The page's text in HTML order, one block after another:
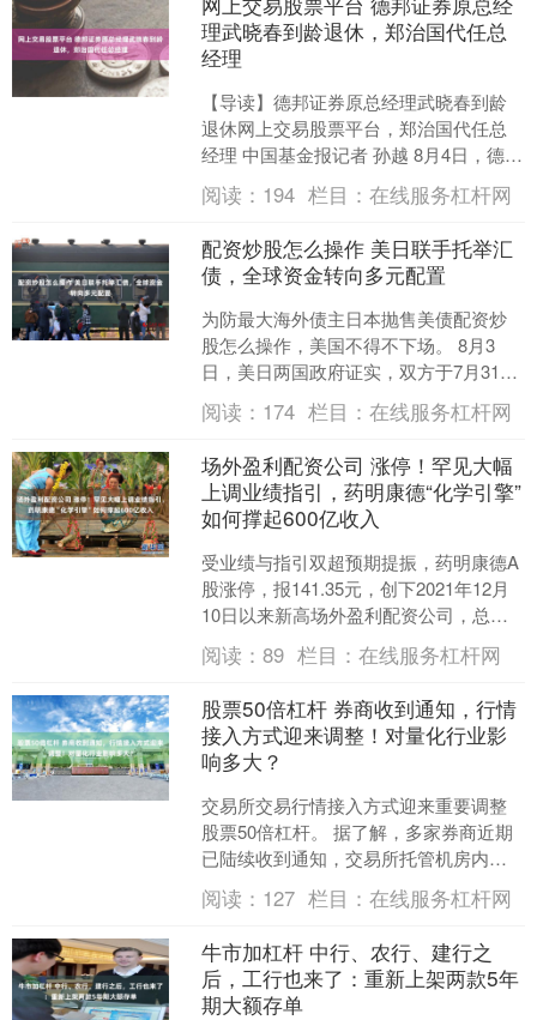
理武晓春到龄退休，郑治国代任总
经理
【导读】德邦证券原总经理武晓春到龄
退休网上交易股票平台，郑治国代任总
经理 中国基金报记者 孙越 8月4日，德邦
证券公告，原总经理兼财务总监武晓春
因到龄退休离任。....
阅读： 194 栏目：在线服务杠杆网
配资炒股怎么操作 美日联手托举汇
债，全球资金转向多元配置
为防最大海外债主日本抛售美债配资炒
股怎么操作，美国不得不下场。 8月3
日，美日两国政府证实，双方于7月31日
联手实施了买入日元的汇市干预，且不
排除根据市场情况追....
阅读： 174 栏目：在线服务杠杆网
场外盈利配资公司 涨停！罕见大幅
上调业绩指引，药明康德“化学引擎”
如何撑起600亿收入
受业绩与指引双超预期提振，药明康德A
股涨停，报141.35元，创下2021年12月
10日以来新高场外盈利配资公司，总市
值重回4000亿元上方。 8月3日晚间，
药....
阅读：89 栏目：在线服务杠杆网
股票50倍杠杆 券商收到通知，行情
接入方式迎来调整！对量化行业影
响多大？
交易所交易行情接入方式迎来重要调整
股票50倍杠杆。 据了解，多家券商近期
已陆续收到通知，交易所托管机房内交
易行情接入方式将统一由局域网切换为
广域网，原有局域网交....
阅读： 127 栏目：在线服务杠杆网
牛市加杠杆 中行、农行、建行之
后，工行也来了：重新上架两款5年
期大额存单